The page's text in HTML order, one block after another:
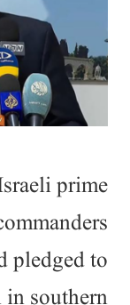
prime
pledged to
southern